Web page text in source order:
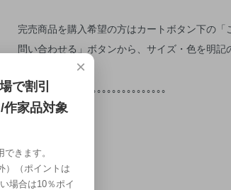
完売商品を購入希望の方はカートボタン下の「
問い合わせる」ボタンから、サイズ・色を明記
｡｡｡｡｡｡｡｡｡｡｡｡｡｡｡｡｡｡｡｡｡｡｡｡｡｡｡｡｡｡
×
で割引
作家品対象
できます。
）（ポイントは
場合は10％ポイ